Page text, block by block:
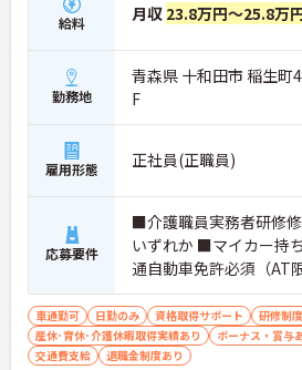
給料 月収 23.8万円～25.8万
勤務地
青森県 十和田市 稲生町
F
雇用形態 正社員(正職員)
応募要件
■介護職員実務者研修
いずれか ■マイカー持
通自動車免許必須（AT
経験必須
車通勤可 日勤のみ 資格取得サポート
研修制
産休･育休･介護休暇取得実績あり
ボーナス・賞与
交通費支給
退職金制度あり